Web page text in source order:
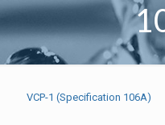
VCP-1 (Specification 106A)